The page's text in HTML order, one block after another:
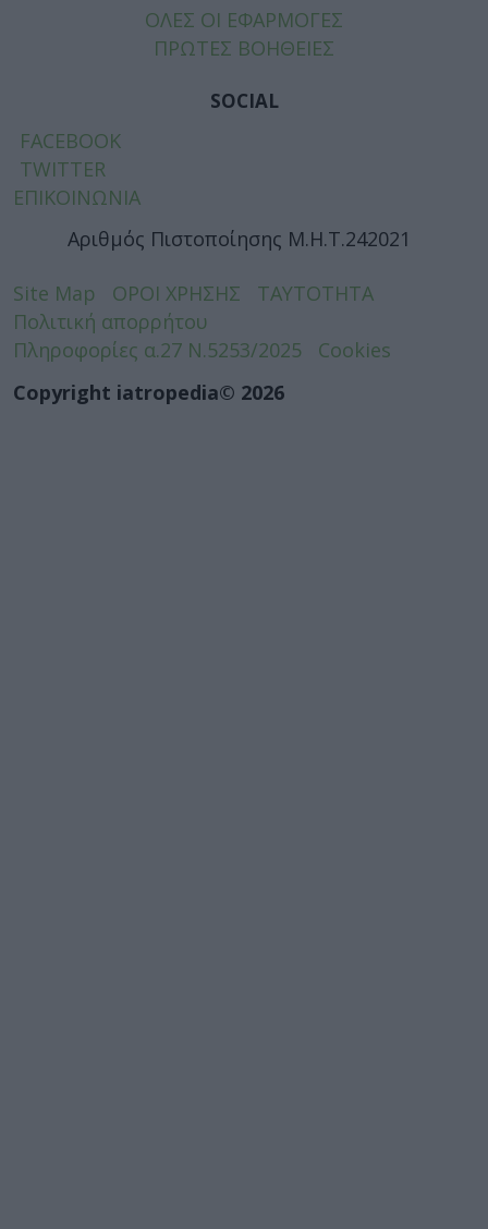
ΟΛΕΣ ΟΙ ΕΦΑΡΜΟΓΕΣ
ΠΡΩΤΕΣ ΒΟΗΘΕΙΕΣ
SOCIAL
FACEBOOK
TWITTER
ΕΠΙΚΟΙΝΩΝΙΑ
Αριθμός Πιστοποίησης Μ.Η.Τ.242021
Site Map ΟΡΟΙ ΧΡΗΣΗΣ
ΤΑΥΤΟΤΗΤΑ
Πολιτική απορρήτου
Πληροφορίες α.27 Ν.5253/2025
Cookies
Copyright iatropedia© 2026